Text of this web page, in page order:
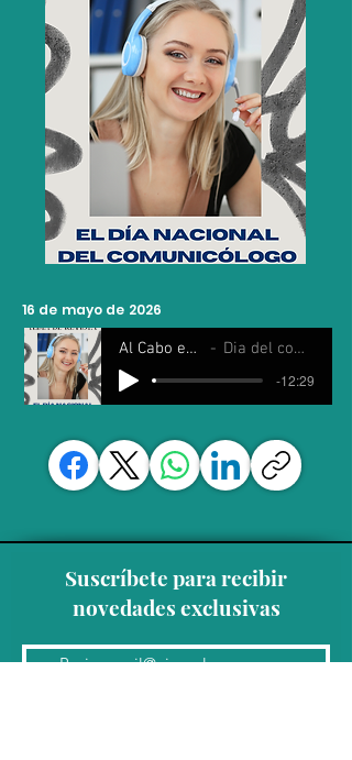
16 de mayo de 2026
Al Cabo es Sábado Dia del comunicologo
-12:29
Suscríbete para recibir
novedades exclusivas